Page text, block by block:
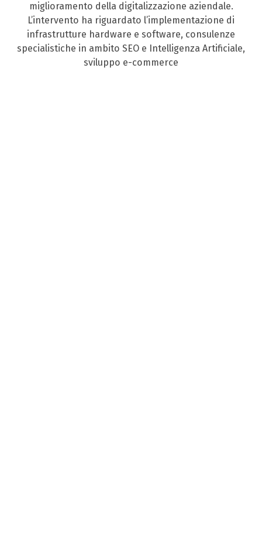
miglioramento della digitalizzazione aziendale.
L’intervento ha riguardato l’implementazione di
infrastrutture hardware e software, consulenze
specialistiche in ambito SEO e Intelligenza Artificiale,
sviluppo e-commerce